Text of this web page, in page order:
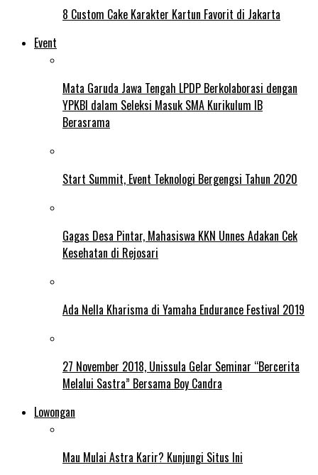
8 Custom Cake Karakter Kartun Favorit di Jakarta
Event
Mata Garuda Jawa Tengah LPDP Berkolaborasi dengan
YPKBI dalam Seleksi Masuk SMA Kurikulum IB
Berasrama
Start Summit, Event Teknologi Bergengsi Tahun 2020
Gagas Desa Pintar, Mahasiswa KKN Unnes Adakan Cek
Kesehatan di Rejosari
Ada Nella Kharisma di Yamaha Endurance Festival 2019
27 November 2018, Unissula Gelar Seminar “Bercerita
Melalui Sastra” Bersama Boy Candra
Lowongan
Mau Mulai Astra Karir? Kunjungi Situs Ini